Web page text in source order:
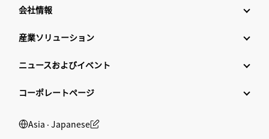
会社情報
産業ソリューション
ニュースおよびイベント
コーポレートページ
Asia ‧ Japanese